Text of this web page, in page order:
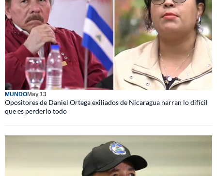
MUNDOMay 13
Opositores de Daniel Ortega exiliados de Nicaragua narran lo difícil
que es perderlo todo